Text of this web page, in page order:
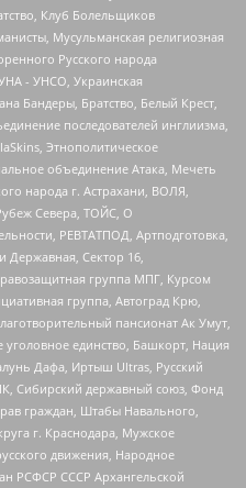
Клуб Болельщиков
Мусульманская религиозная
Русского народа
- УНСО, Украинская
Бандеры, Братство, Белый Крест,
последователей инглиизма,
Этнополитическое
объединение Атака, Мечеть
народа г. Астрахани, ВОЛЯ,
Севера, ТОЙС, О
РЕВТАТПОД, Артподготовка,
Сектор 16,
группа МПГ, Курсом
группа, Автоград Крю,
пансионат Ак Умут,
уголовное единство, Башкорт, Нация
Дафа, Иртыш Ultras, Русский
Сибирский державный союз, Фонд
граждан, Штабы Навального,
г. Краснодара, Мужское
движения, Народное
РСФСР СССР Архангельской